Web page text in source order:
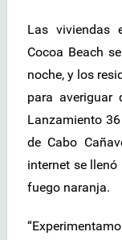
Las viviendas
Cocoa Beach
noche, y los
para averiguar
Lanzamiento
de Cabo
internet se
fuego naranja.